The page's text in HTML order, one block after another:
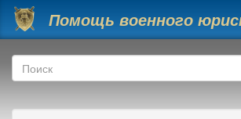
Перейти к основному содержанию
Помощь военного
Форма поиска
Поиск